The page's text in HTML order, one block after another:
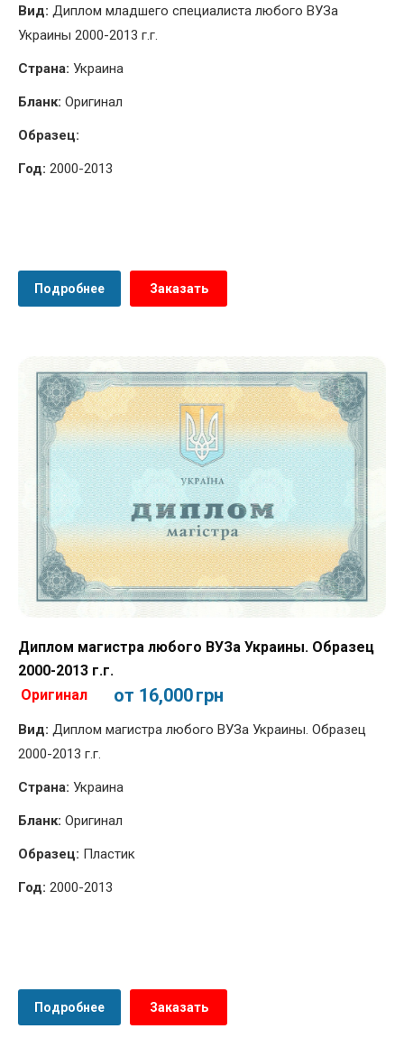
Вид: Диплом младшего специалиста любого ВУЗа
Украины 2000-2013 г.г.
Страна: Украина
Бланк: Оригинал
Образец:
Год: 2000-2013
Подробнее Заказать
Диплом магистра любого ВУЗа Украины. Образец
2000-2013 г.г.
Оригинал
от 16,000грн
Вид: Диплом магистра любого ВУЗа Украины. Образец
2000-2013 г.г.
Страна: Украина
Бланк: Оригинал
Образец: Пластик
Год: 2000-2013
Подробнее Заказать